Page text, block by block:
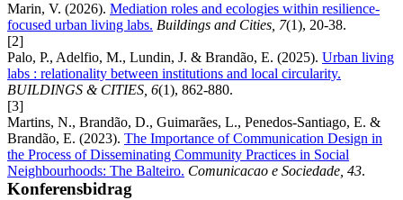
Marin, V. (2026). Mediation roles and ecologies within resilience-
focused urban living labs. Buildings and Cities, 7(1), 20-38.
[2]
Palo, P., Adelfio, M., Lundin, J. & Brandão, E. (2025). Urban living
labs : relationality between institutions and local circularity.
BUILDINGS & CITIES, 6(1), 862-880.
[3]
Martins, N., Brandão, D., Guimarães, L., Penedos-Santiago, E. &
Brandão, E. (2023). The Importance of Communication Design in
the Process of Disseminating Community Practices in Social
Neighbourhoods: The Balteiro. Comunicacao e Sociedade, 43.
Konferensbidrag